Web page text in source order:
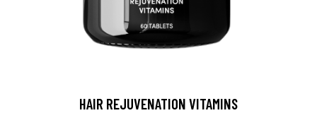
HAIR REJUVENATION VITAMINS